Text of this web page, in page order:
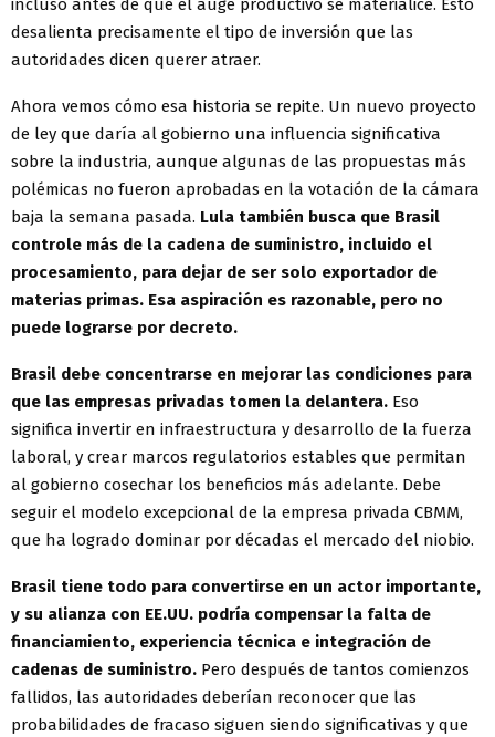
incluso antes de que el auge productivo se materialice. Esto
desalienta precisamente el tipo de inversión que las
autoridades dicen querer atraer.
Ahora vemos cómo esa historia se repite. Un nuevo proyecto
de ley que daría al gobierno una influencia significativa
sobre la industria, aunque algunas de las propuestas más
polémicas no fueron aprobadas en la votación de la cámara
baja la semana pasada. Lula también busca que Brasil
controle más de la cadena de suministro, incluido el
procesamiento, para dejar de ser solo exportador de
materias primas. Esa aspiración es razonable, pero no
puede lograrse por decreto.
Brasil debe concentrarse en mejorar las condiciones para
que las empresas privadas tomen la delantera. Eso
significa invertir en infraestructura y desarrollo de la fuerza
laboral, y crear marcos regulatorios estables que permitan
al gobierno cosechar los beneficios más adelante. Debe
seguir el modelo excepcional de la empresa privada CBMM,
que ha logrado dominar por décadas el mercado del niobio.
Brasil tiene todo para convertirse en un actor importante,
y su alianza con EE.UU. podría compensar la falta de
financiamiento, experiencia técnica e integración de
cadenas de suministro. Pero después de tantos comienzos
fallidos, las autoridades deberían reconocer que las
probabilidades de fracaso siguen siendo significativas y que